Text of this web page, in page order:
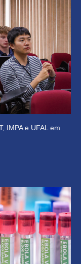
IMPA e UFAL em